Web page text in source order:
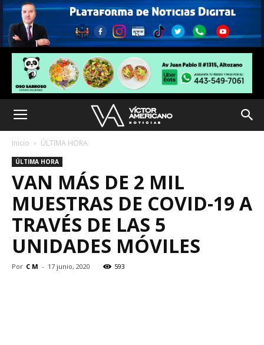
Inicio ÚLTIMA HORA
ÚLTIMA HORA
VAN MÁS DE 2 MIL
MUESTRAS DE COVID-19 A
TRAVÉS DE LAS 5
UNIDADES MÓVILES
Por C M - 17 junio, 2020 593